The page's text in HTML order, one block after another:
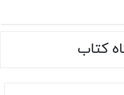
کتاب